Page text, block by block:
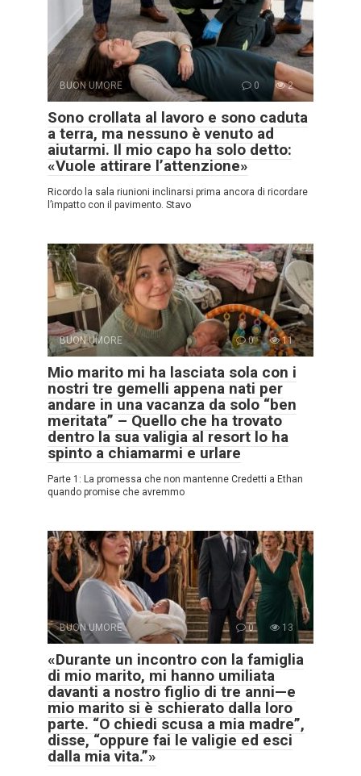
BUON UMORE 0 2
Sono crollata al lavoro e sono caduta
a terra, ma nessuno è venuto ad
aiutarmi. Il mio capo ha solo detto:
«Vuole attirare l’attenzione»
Ricordo la sala riunioni inclinarsi prima ancora di ricordare
l’impatto con il pavimento. Stavo
BUON UMORE 0 11
Mio marito mi ha lasciata sola con i
nostri tre gemelli appena nati per
andare in una vacanza da solo “ben
meritata” – Quello che ha trovato
dentro la sua valigia al resort lo ha
spinto a chiamarmi e urlare
Parte 1: La promessa che non mantenne Credetti a Ethan
quando promise che avremmo
BUON UMORE 0 13
«Durante un incontro con la famiglia
di mio marito, mi hanno umiliata
davanti a nostro figlio di tre anni—e
mio marito si è schierato dalla loro
parte. “O chiedi scusa a mia madre”,
disse, “oppure fai le valigie ed esci
dalla mia vita.”»